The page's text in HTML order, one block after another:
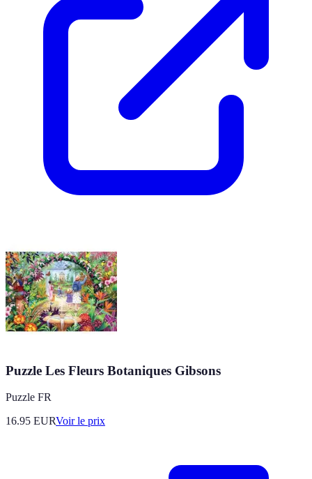
Puzzle Les Fleurs Botaniques Gibsons
Puzzle FR
16.95 EURVoir le prix